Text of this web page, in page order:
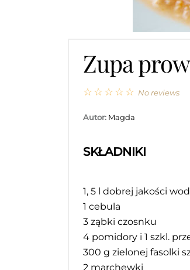
Zupa
☆
☆
☆
☆
☆ No reviews
Autor: Magda
SKŁADNIKI
1, 5 l dobrej jakości
1 cebula
3 ząbki czosnku
4 pomidory i 1 szkl.
300 g zielonej fasolki
2 marchewki